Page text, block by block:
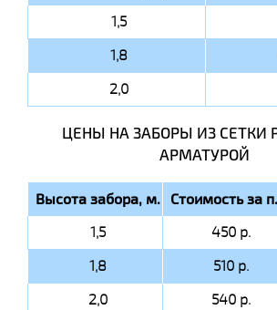
1,5
1,8
2,0
ЦЕНЫ НА ЗАБОРЫ ИЗ СЕТКИ
АРМАТУРОЙ
Высота забора, м. Стоимость за
1,5 450 р.
1,8
510 р.
2,0
540 р.